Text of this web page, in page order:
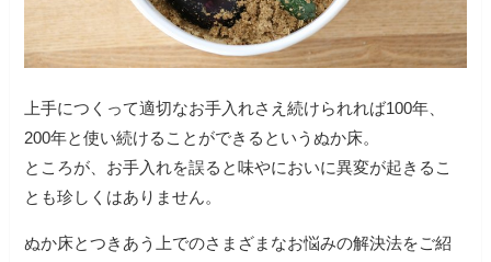
上手につくって適切なお手入れさえ続けられれば100年、
200年と使い続けることができるというぬか床。
ところが、お手入れを誤ると味やにおいに異変が起きるこ
とも珍しくはありません。
ぬか床とつきあう上でのさまざまなお悩みの解決法をご紹